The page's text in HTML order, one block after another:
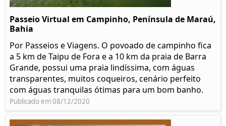
Passeio Virtual em Campinho, Península de Maraú,
Bahia
Por Passeios e Viagens. O povoado de campinho fica
a 5 km de Taipu de Fora e a 10 km da praia de Barra
Grande, possui uma praia lindíssima, com águas
transparentes, muitos coqueiros, cenário perfeito
com águas tranquilas ótimas para um bom banho.
Publicado em 08/12/2020